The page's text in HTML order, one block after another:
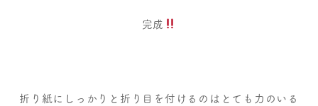
完成
折り紙にしっかりと折り目を付けるのはとても力のいる